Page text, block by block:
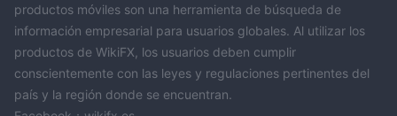
productos móviles son una herramienta de búsqueda de
información empresarial para usuarios globales. Al utilizar los
productos de WikiFX, los usuarios deben cumplir
conscientemente con las leyes y regulaciones pertinentes del
país y la región donde se encuentran.